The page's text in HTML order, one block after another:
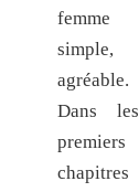
femme
simple,
agréable.
Dans les
premiers
chapitres